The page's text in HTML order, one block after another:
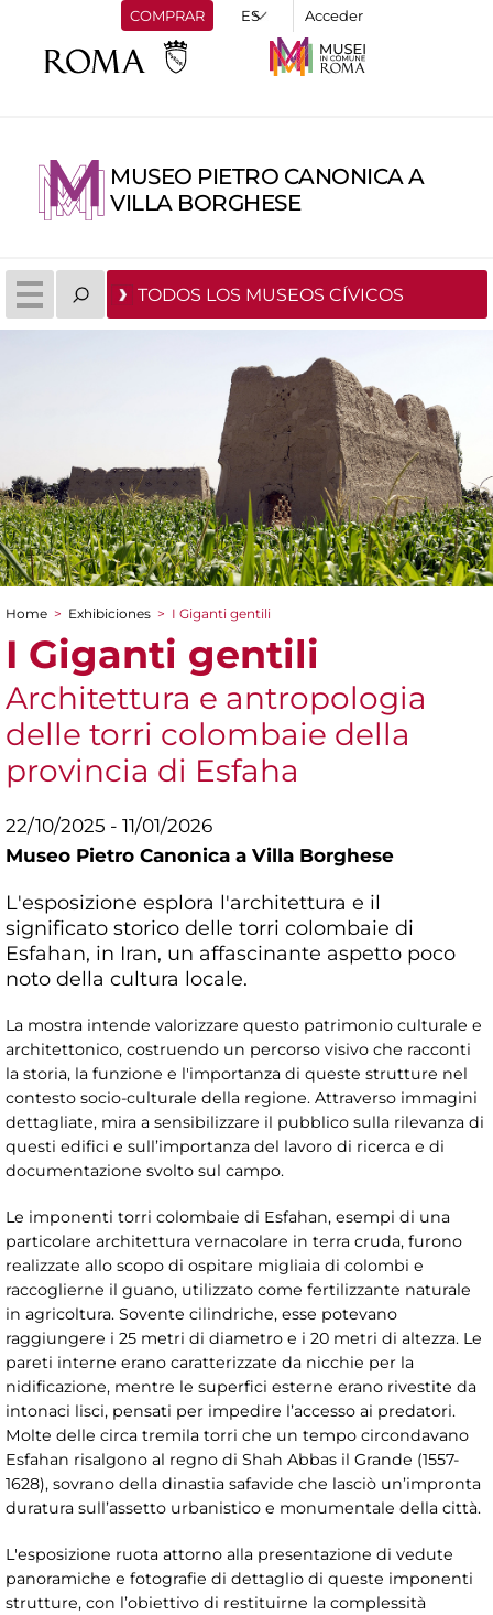
COMPRAR Acceder
MUSEO PIETRO CANONICA A
VILLA BORGHESE
TODOS LOS MUSEOS CÍVICOS
You are here
Home > Exhibiciones > I Giganti gentili
I Giganti gentili
Architettura e antropologia
delle torri colombaie della
provincia di Esfaha
22/10/2025 - 11/01/2026
Museo Pietro Canonica a Villa Borghese
L'esposizione esplora l'architettura e il
significato storico delle torri colombaie di
Esfahan, in Iran, un affascinante aspetto poco
noto della cultura locale.
La mostra intende valorizzare questo patrimonio culturale e
architettonico, costruendo un percorso visivo che racconti
la storia, la funzione e l'importanza di queste strutture nel
contesto socio-culturale della regione. Attraverso immagini
dettagliate, mira a sensibilizzare il pubblico sulla rilevanza di
questi edifici e sull’importanza del lavoro di ricerca e di
documentazione svolto sul campo.
Le imponenti torri colombaie di Esfahan, esempi di una
particolare architettura vernacolare in terra cruda, furono
realizzate allo scopo di ospitare migliaia di colombi e
raccoglierne il guano, utilizzato come fertilizzante naturale
in agricoltura. Sovente cilindriche, esse potevano
raggiungere i 25 metri di diametro e i 20 metri di altezza. Le
pareti interne erano caratterizzate da nicchie per la
nidificazione, mentre le superfici esterne erano rivestite da
intonaci lisci, pensati per impedire l’accesso ai predatori.
Molte delle circa tremila torri che un tempo circondavano
Esfahan risalgono al regno di Shah Abbas il Grande (1557-
1628), sovrano della dinastia safavide che lasciò un’impronta
duratura sull’assetto urbanistico e monumentale della città.
L'esposizione ruota attorno alla presentazione di vedute
panoramiche e fotografie di dettaglio di queste imponenti
strutture, con l’obiettivo di restituirne la complessità